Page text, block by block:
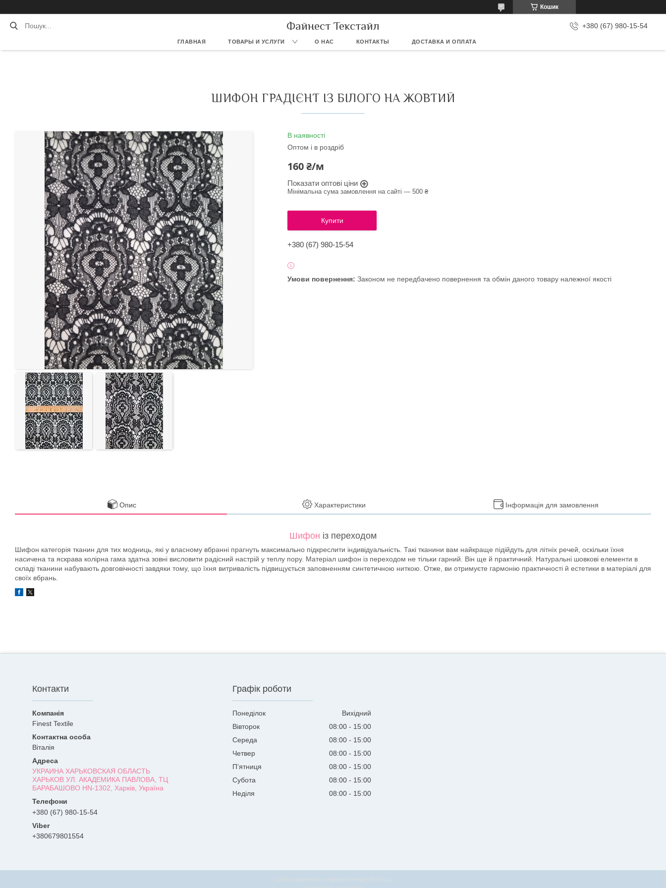
Кошик
Файнест Текстайл +380 (67) 980-15-54
ГЛАВНАЯ ТОВАРЫ И УСЛУГИ О НАС КОНТАКТЫ ДОСТАВКА И ОПЛАТА
ШИФОН ГРАДІЄНТ ІЗ БІЛОГО НА ЖОВТИЙ
В наявності
Оптом і в роздріб
160 ₴/м
Показати оптові ціни
Мінімальна сума замовлення на сайті — 500 ₴
Купити
+380 (67) 980-15-54
Законом не передбачено повернення та обмін даного товару належної якості
Опис Характеристики Інформація для замовлення
Шифон із переходом
Шифон категорія тканин для тих модниць, які у власному вбранні прагнуть максимально підкреслити індивідуальність. Такі тканини вам найкраще підійдуть для літніх речей, оскільки їхня
насичена та яскрава колірна гама здатна зовні висловити радісний настрій у теплу пору. Матеріал шифон із переходом не тільки гарний. Він ще й практичний. Натуральні шовкові елементи в
складі тканини набувають довговічності завдяки тому, що їхня витривалість підвищується заповненням синтетичною ниткою. Отже, ви отримуєте гармонію практичності й естетики в матеріалі для
своїх вбрань.
Контакти
Finest Textile
Віталія
УКРАИНА ХАРЬКОВСКАЯ ОБЛАСТЬ
ХАРЬКОВ УЛ. АКАДЕМИКА ПАВЛОВА, ТЦ
БАРАБАШОВО HN-1302, Харків, Україна
+380 (67) 980-15-54
+380679801554
Графік роботи
Понеділок
Вихідний
Вівторок
08:00
15:00
Середа
08:00
15:00
Четвер
08:00
15:00
Пʼятниця
08:00
15:00
Субота
08:00
15:00
Неділя
08:00 15:00